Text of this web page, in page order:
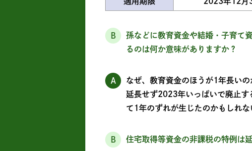
B
孫などに教育資金や結婚・子育て
るのは何か意味がありますか？
A
なぜ、教育資金のほうが1年長い
延長せず2023年いっぱいで廃止す
て1年のずれが生じたのかもしれな
B 住宅取得等資金の非課税の特例は